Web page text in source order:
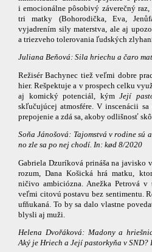
i emocionálne pôsobivý záverečný
tri matky (Bohorodička, Eva,
vyjadrením sily materstva, ale aj
a triezveho tolerovania ľudských
Juliana Beňová: Sila hriechu a čaro
Režisér Bachynec tiež veľmi dobre
hier. Rešpektuje a v prospech celku
aj komický potenciál, kýmJejí
skľučujúcej atmosfére. V inscenácii sa
prepojenie a zdá sa, akoby odlišnosť
Soňa Jánošová: Tajomstvá v rodine sú
no zle sa po nej chodí. In: kød 8/2020
Gabriela Dzuríková prináša na javisko
rozum, Dana Košická hrá matku,
ničivo ambiciózna. Anežka Petrová v
veľmi citovú postavu bez sentimentu.
ufňukaná. To by sa dalo vlastne
blysli aj muži.
Helena Dvořáková: Madony a
Aký je Hriech a Její pastorkyňa v SND?